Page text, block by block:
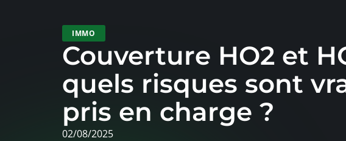
IMMO
Couverture HO2 et
quels risques sont
pris en charge ?
02/08/2025